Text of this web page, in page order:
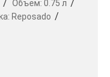
Объем: 0.75 л
Reposado